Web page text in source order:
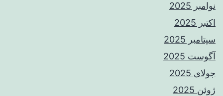
نوامبر 2025
اکتبر 2025
سپتامبر 2025
آگوست 2025
جولای 2025
ژوئن 2025